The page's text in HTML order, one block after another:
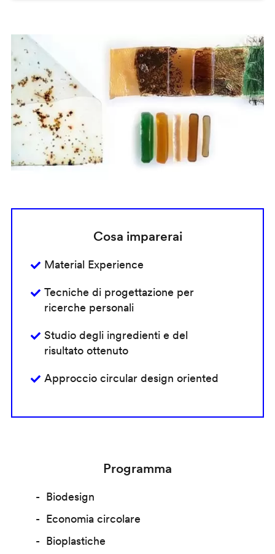
Cosa imparerai
Material Experience
Tecniche di progettazione per
ricerche personali
Studio degli ingredienti e del
risultato ottenuto
Approccio circular design oriented
Programma
Biodesign
Economia circolare
Bioplastiche